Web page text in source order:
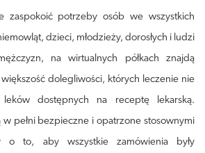
zaspokoić potrzeby osób we wszystkich
dzieci, młodzieży, dorosłych i ludzi
na wirtualnych półkach znajdą
dolegliwości, których leczenie nie
leków dostępnych na receptę lekarską.
w pełni bezpieczne i opatrzone stosownymi
o to, aby wszystkie zamówienia były